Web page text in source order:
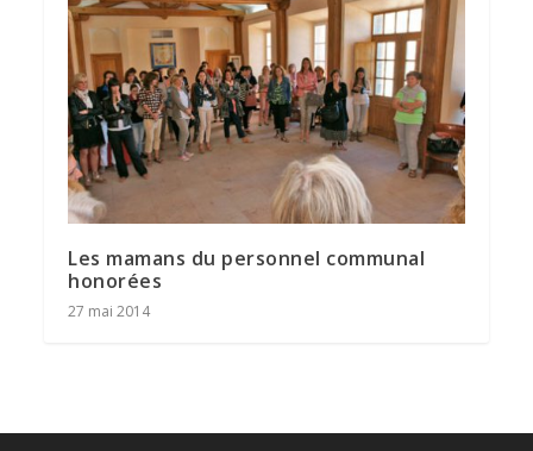
Les mamans du personnel communal
honorées
27 mai 2014